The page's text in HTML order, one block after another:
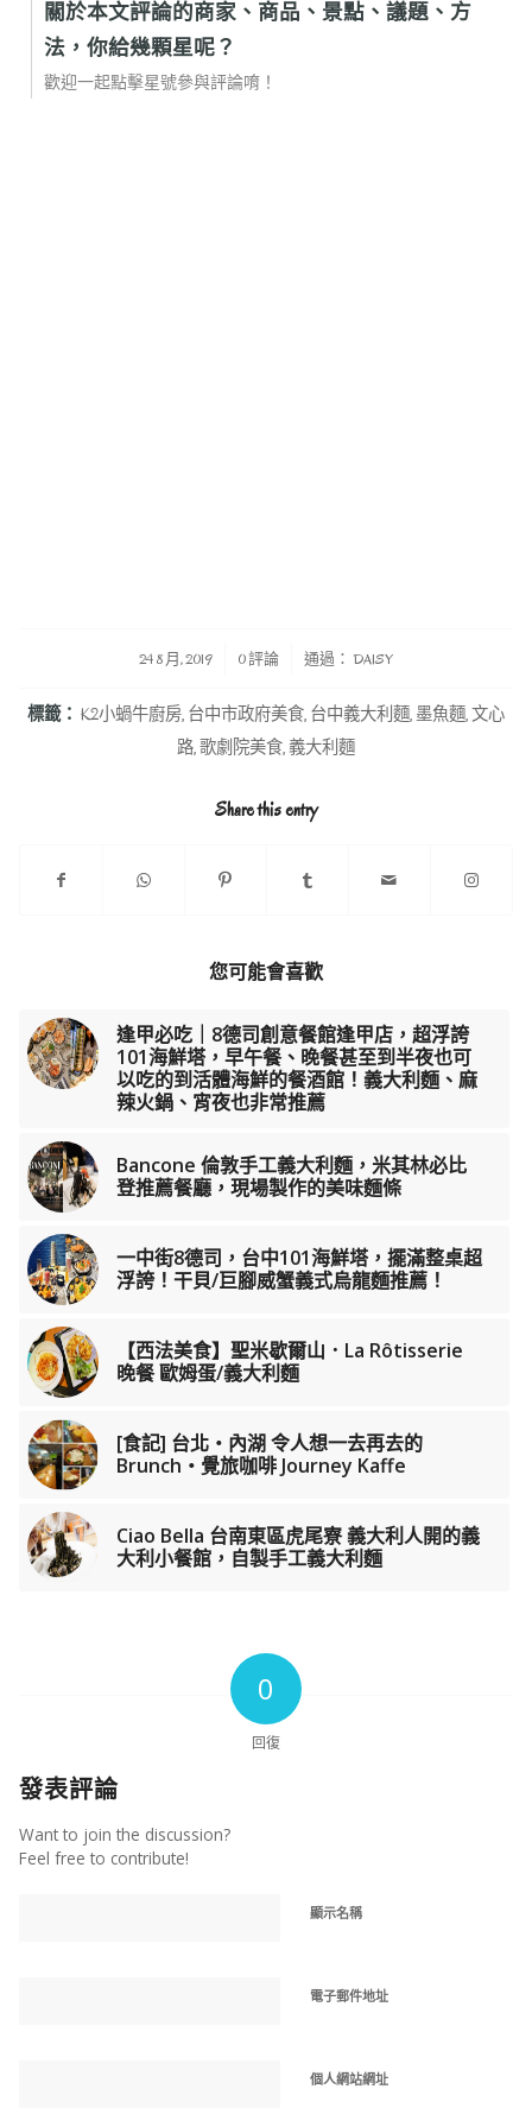
關於本文評論的商家、商品、景點、議題、方
法，你給幾顆星呢？
歡迎一起點擊星號參與評論唷！
24 8 月, 2019
/ 0 評論 通過： DAISY
標籤： K2小蝸牛廚房, 台中市政府美食, 台中義大利麵, 墨魚麵,文心
路,歌劇院美食,義大利麵
Share this entry
您可能會喜歡
逢甲必吃｜8德司創意餐館逢甲店，超浮誇
101海鮮塔，早午餐、晚餐甚至到半夜也可
以吃的到活體海鮮的餐酒館！義大利麵、麻
辣火鍋、宵夜也非常推薦
Bancone 倫敦手工義大利麵，米其林必比
登推薦餐廳，現場製作的美味麵條
一中街8德司，台中101海鮮塔，擺滿整桌超
浮誇！干貝/巨腳威蟹義式烏龍麵推薦！
【西法美食】聖米歇爾山．La Rôtisserie
晚餐 歐姆蛋/義大利麵
[食記] 台北‧內湖 令人想一去再去的
Brunch‧覺旅咖啡 Journey Kaffe
Ciao Bella 台南東區虎尾寮 義大利人開的義
大利小餐館，自製手工義大利麵
0
回復
發表評論
Want to join the discussion?
Feel free to contribute!
顯示名稱
電子郵件地址
個人網站網址